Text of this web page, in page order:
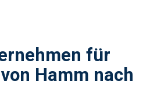
für
Hamm nach